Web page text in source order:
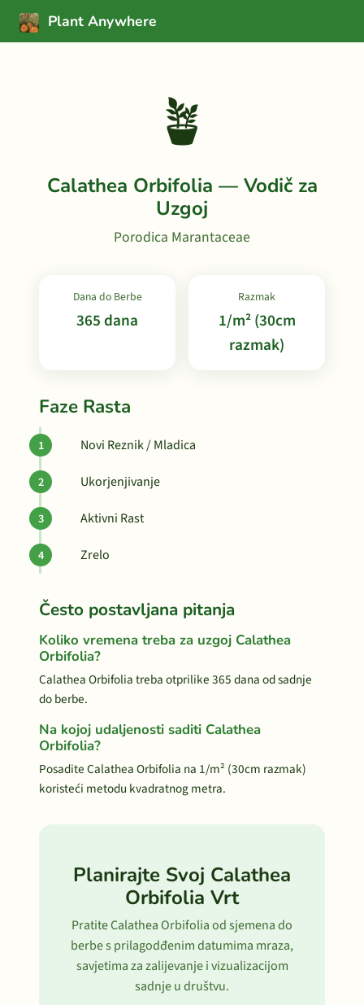
Plant Anywhere
🪴
Calathea Orbifolia — Vodič za
Uzgoj
Porodica Marantaceae
Dana do Berbe
365 dana
Razmak
1/m² (30cm
razmak)
Faze Rasta
Novi Reznik / Mladica
Ukorjenjivanje
Aktivni Rast
Zrelo
Često postavljana pitanja
Koliko vremena treba za uzgoj Calathea
Orbifolia?
Calathea Orbifolia treba otprilike 365 dana od sadnje
do berbe.
Na kojoj udaljenosti saditi Calathea
Orbifolia?
Posadite Calathea Orbifolia na 1/m² (30cm razmak)
koristeći metodu kvadratnog metra.
Planirajte Svoj Calathea
Orbifolia Vrt
Pratite Calathea Orbifolia od sjemena do
berbe s prilagodđenim datumima mraza,
savjetima za zalijevanje i vizualizacijom
sadnje u društvu.